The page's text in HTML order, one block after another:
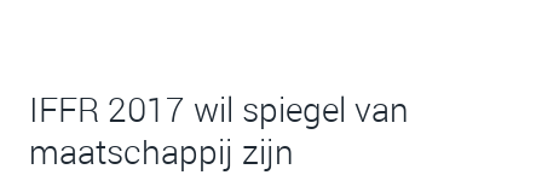
IFFR 2017 wil spiegel van
maatschappij zijn